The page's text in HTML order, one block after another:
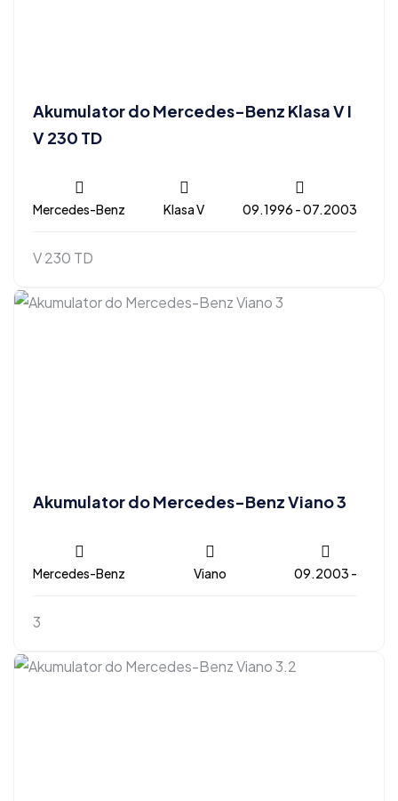
Akumulator do Mercedes-Benz Klasa V I
V 230 TD
Mercedes-Benz Klasa V 09.1996 - 07.2003
V 230 TD
Akumulator do Mercedes-Benz Viano 3
Mercedes-Benz Viano 09.2003 -
3